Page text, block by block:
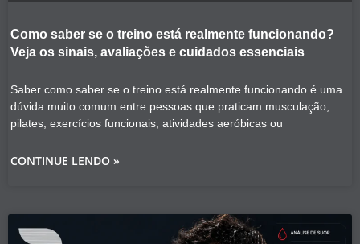
Como saber se o treino está realmente funcionando?
Veja os sinais, avaliações e cuidados essenciais
Saber como saber se o treino está realmente funcionando é uma
dúvida muito comum entre pessoas que praticam musculação,
pilates, exercícios funcionais, atividades aeróbicas ou
CONTINUE LENDO »